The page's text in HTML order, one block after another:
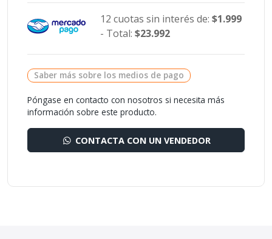
12 cuotas sin interés de: $1.999
- Total: $23.992
Saber más sobre los medios de pago
Póngase en contacto con nosotros si necesita más
información sobre este producto.
CONTACTA CON UN VENDEDOR